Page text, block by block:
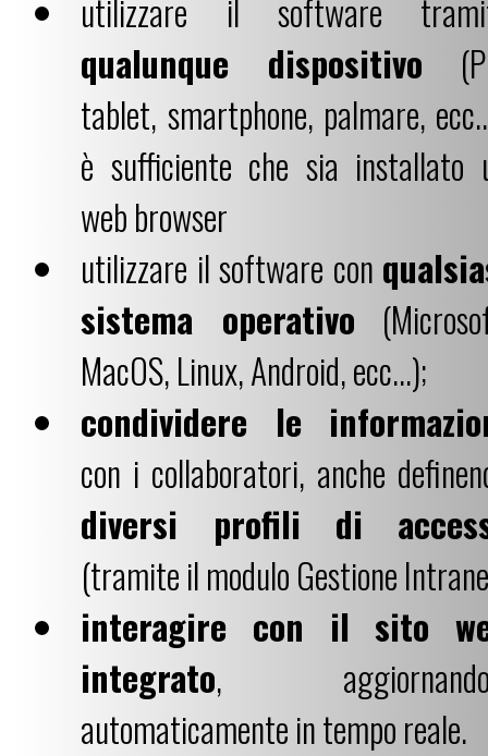
utilizzare il software
qualunque dispositivo
tablet, smartphone, palmare,
è sufficiente che sia installato
web browser
utilizzare il software con
sistema operativo
MacOS, Linux, Android, ecc...);
condividere le
con i collaboratori, anche
diversi profili di
(tramite il modulo Gestione
interagire con il sito
integrato,
automaticamente in tempo reale.